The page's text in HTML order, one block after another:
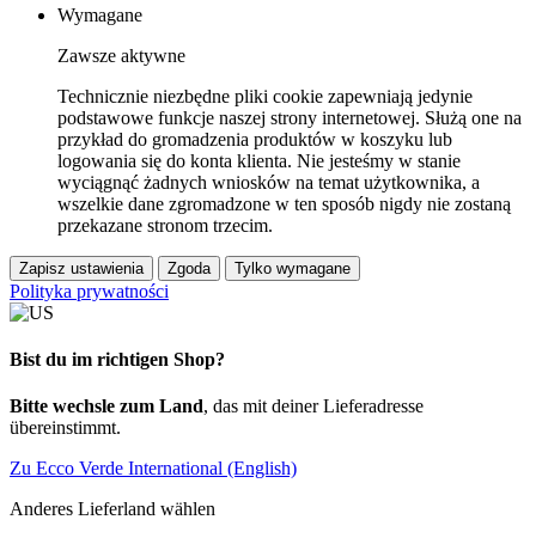
Wymagane
Zawsze aktywne
Technicznie niezbędne pliki cookie zapewniają jedynie
podstawowe funkcje naszej strony internetowej. Służą one na
przykład do gromadzenia produktów w koszyku lub
logowania się do konta klienta. Nie jesteśmy w stanie
wyciągnąć żadnych wniosków na temat użytkownika, a
wszelkie dane zgromadzone w ten sposób nigdy nie zostaną
przekazane stronom trzecim.
Zapisz ustawienia Zgoda Tylko wymagane
Polityka prywatności
Bist du im richtigen Shop?
Bitte wechsle zum Land, das mit deiner Lieferadresse
übereinstimmt.
Zu Ecco Verde International (English)
Anderes Lieferland wählen